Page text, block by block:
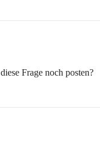
Frage noch posten?